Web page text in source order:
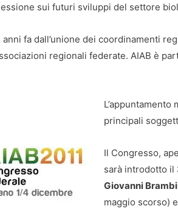
sui futuri sviluppi del settore
anni fa dall’unione dei coordinamenti
regionali federate. AIAB è
principali
Il Congresso,
sarà introdotto il
Giovanni
maggio scorso)